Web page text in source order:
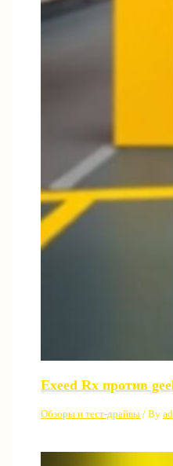
Exeed Rx против
Обзоры и тест-драйвы / By